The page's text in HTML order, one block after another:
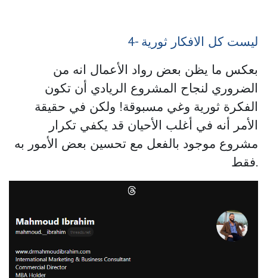
4- ليست كل الافكار ثورية
بعكس ما يظن بعض رواد الأعمال انه من
الضروري لنجاح المشروع الريادي أن تكون
الفكرة ثورية وغي مسبوقة! ولكن في حقيقة
الأمر أنه في أغلب الأحيان قد يكفي تكرار
مشروع موجود بالفعل مع تحسين بعض الأمور به
فقط.